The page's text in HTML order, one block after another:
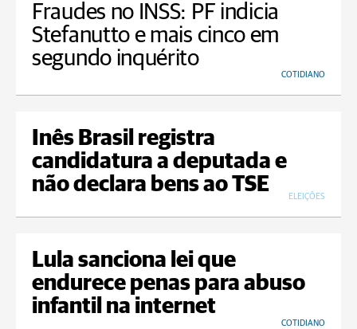
Fraudes no INSS: PF indicia
Stefanutto e mais cinco em
segundo inquérito
COTIDIANO
Inês Brasil registra
candidatura a deputada e
não declara bens ao TSE
ELEIÇÕES
Lula sanciona lei que
endurece penas para abuso
infantil na internet
COTIDIANO